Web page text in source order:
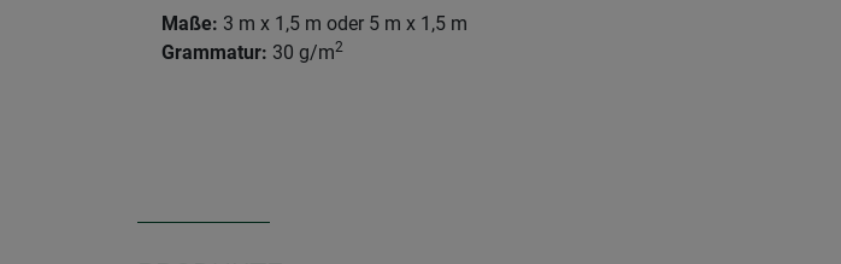
Maße: 3 m x 1,5 m oder 5 m x 1,5 m
Grammatur: 30 g/m2